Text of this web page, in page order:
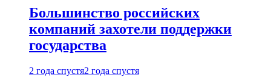
Большинство российских
компаний захотели поддержки
государства
2 года спустя2 года спустя